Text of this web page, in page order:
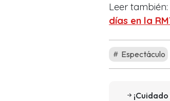
Leer también:
días en la
Espectáculo